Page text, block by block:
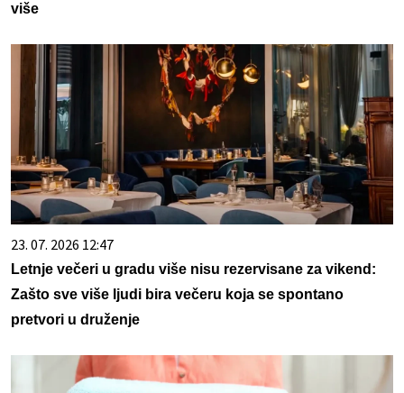
više
23. 07. 2026 12:47
Letnje večeri u gradu više nisu rezervisane za vikend:
Zašto sve više ljudi bira večeru koja se spontano
pretvori u druženje